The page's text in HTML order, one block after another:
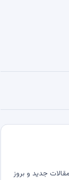
جدید و بروز